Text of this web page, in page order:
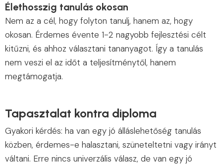
Élethosszig tanulás okosan
Nem az a cél, hogy folyton tanulj, hanem az, hogy
okosan. Érdemes évente 1-2 nagyobb fejlesztési célt
kitűzni, és ahhoz választani tananyagot. Így a tanulás
nem veszi el az időt a teljesítménytől, hanem
megtámogatja.
Tapasztalat kontra diploma
Gyakori kérdés: ha van egy jó álláslehetőség tanulás
közben, érdemes-e halasztani, szüneteltetni vagy irányt
váltani. Erre nincs univerzális válasz, de van egy jó